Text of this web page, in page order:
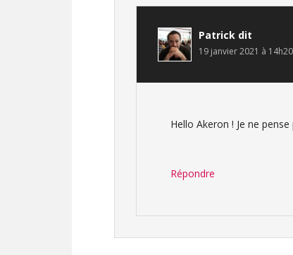
Patrick dit
19 janvier 2021 à 14h20
Hello Akeron ! Je ne
Répondre